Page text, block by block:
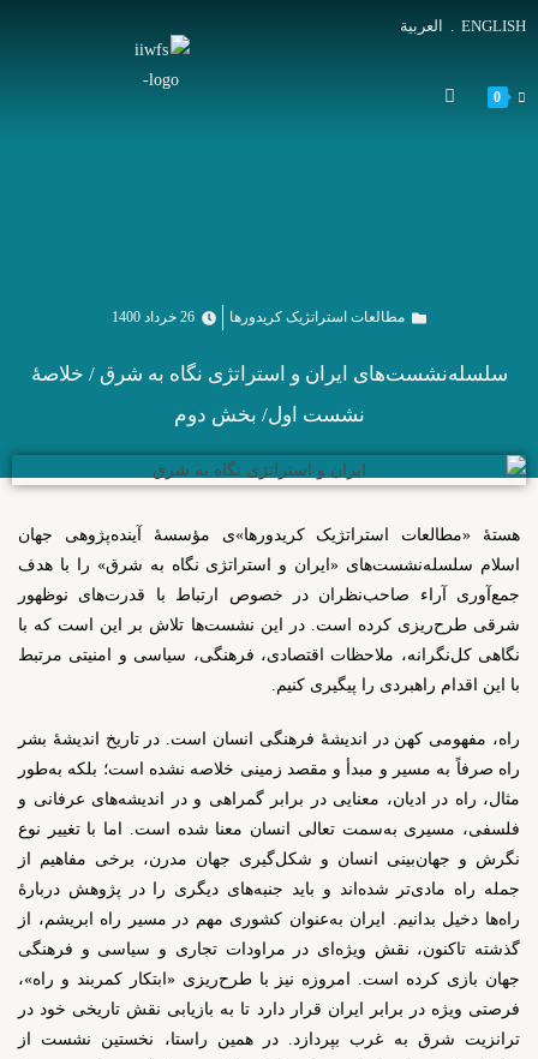
ENGLISH
. العربية
0
مطالعات استراتژیک کریدورها 26 خرداد 1400
سلسله‌نشست‌های ایران و استراتژی نگاه به شرق / خلاصۀ
نشست اول/ بخش دوم
هستۀ «مطالعات استراتژیک کریدورها»ی مؤسسۀ آینده‌پژوهی جهان
اسلام سلسله‌نشست‌های «ایران و استراتژی نگاه به شرق» را با هدف
جمع‌آوری آراء صاحب‌نظران در خصوص ارتباط با قدرت‌های نوظهور
شرقی طرح‌ریزی کرده است. در این نشست‌ها تلاش بر این است که با
نگاهی کل‌نگرانه، ملاحظات اقتصادی، فرهنگی، سیاسی و امنیتی مرتبط
با این اقدام راهبردی را پیگیری کنیم.
راه، مفهومی کهن در اندیشۀ فرهنگی انسان است. در تاریخ اندیشۀ بشر
راه صرفاً به مسیر و مبدأ و مقصد زمینی خلاصه نشده است؛ بلکه به‌طور
مثال، راه در ادیان، معنایی در برابر گمراهی و در اندیشه‌های عرفانی و
فلسفی، مسیری به‌سمت تعالی انسان معنا شده است. اما با تغییر نوع
نگرش و جهان‌بینی انسان و شکل‌گیری جهان مدرن، برخی مفاهیم از
جمله راه مادی‌تر شده‌اند و باید جنبه‌های دیگری را در پژوهش دربارۀ
راه‌ها دخیل بدانیم. ایران به‌عنوان کشوری مهم در مسیر راه ابریشم، از
گذشته تاکنون، نقش ویژه‌ای در مراودات تجاری و سیاسی و فرهنگی
جهان بازی کرده است. امروزه نیز با طرح‌ریزی «ابتکار کمربند و راه»،
فرصتی ویژه در برابر ایران قرار دارد تا به بازیابی نقش تاریخی خود در
ترانزیت شرق به غرب بپردازد. در همین راستا، نخستین نشست از